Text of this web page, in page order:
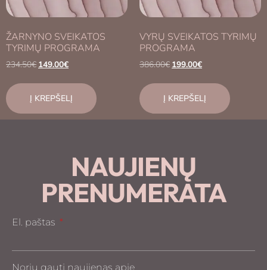
ŽARNYNO SVEIKATOS
TYRIMŲ PROGRAMA
234.50€ 149.00€
Į KREPŠELĮ
VYRŲ SVEIKATOS TYRIMŲ
PROGRAMA
386.00€ 199.00€
Į KREPŠELĮ
NAUJIENŲ
PRENUMERATA
El. paštas
Noriu gauti naujienas apie